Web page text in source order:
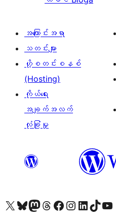
အကြောင်းအရာ
သတင်းများ
ဟို့စတင်းစနစ်
(Hosting)
ကိုယ်ရေး
အချက်အလက်
လုံခြုံမှု
ကျွန်ုပ်တို့၏ X (ယခင် Twitter) အကောင့်သို့ သွားရောက်ကြည့်ရှုပါကျွန်ုပ်တို့၏ Bluesky အကောင့်သို့ ဝင်ရောက်ကြည့်ရှုရန်
ကျွန်ုပ်တို့၏ Mastodon အကောင့်သို့ သွားရောက်ကြည့်ရှုပါကျွန်ုပ်တို့၏ Threads အကောင့်သို့ ဝင်ရောက်ကြည့်ရှုရန်
ကျွန်ုပ်တို့၏ Facebook စာမျက်နှာသို့ သွားရောက်ကြည့်ရှုပါကျွန်ုပ်တို့၏ Instagram အကောင့်သို့ သွားရောက်ကြည့်ရှုပါ ကျွန်ုပ်တို့၏ LinkedIn အကောင့်သို့ သွားရောက်ကြည့်ရှုပါကျွန်ုပ်တို့၏ TikTok အကောင့်သို့ ဝင်ရောက်ကြည့်ရှုရန်
ကျွန်ုပ်တို့၏ YouTube ချန်နယ်သို့ သွားရောက်ကြည့်ရှုပါ